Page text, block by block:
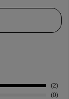
2
0